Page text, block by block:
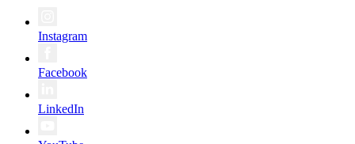
Instagram
Facebook
LinkedIn